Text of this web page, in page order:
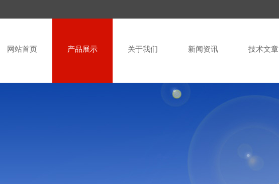
网站首页 产品展示 关于我们 新闻资讯 技术文章